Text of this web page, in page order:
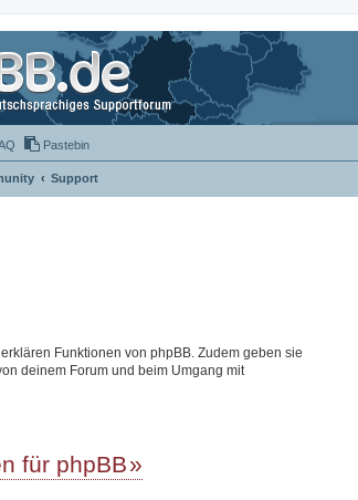
Pastebin
Support
Funktionen von phpBB. Zudem geben sie
deinem Forum und beim Umgang mit
für phpBB